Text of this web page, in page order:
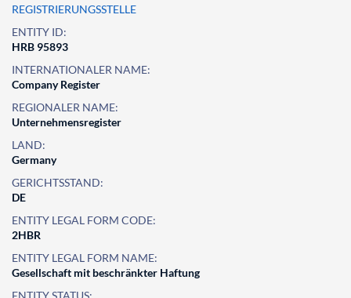
REGISTRIERUNGSSTELLE
ENTITY ID:
HRB 95893
INTERNATIONALER NAME:
Company Register
REGIONALER NAME:
Unternehmensregister
LAND:
Germany
GERICHTSSTAND:
DE
ENTITY LEGAL FORM CODE:
2HBR
ENTITY LEGAL FORM NAME:
Gesellschaft mit beschränkter Haftung
ENTITY STATUS: